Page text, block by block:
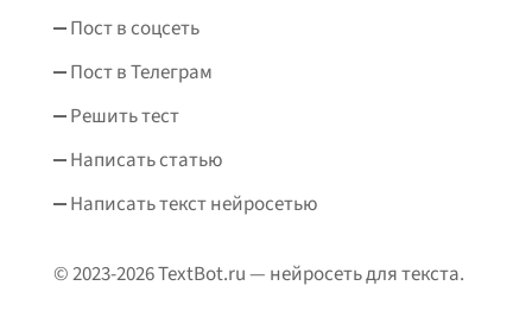
Пост в соцсеть
Пост в Телеграм
Решить тест
Написать статью
Написать текст нейросетью
© 2023-2026 TextBot.ru — нейросеть для текста.